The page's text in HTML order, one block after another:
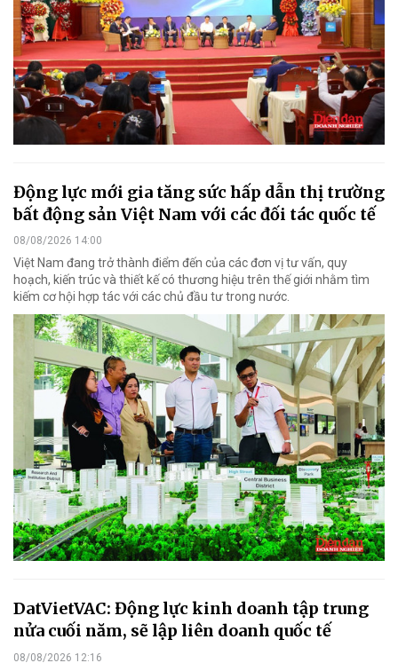
Động lực mới gia tăng sức hấp dẫn thị trường
bất động sản Việt Nam với các đối tác quốc tế
08/08/2026 14:00
Việt Nam đang trở thành điểm đến của các đơn vị tư vấn, quy
hoạch, kiến trúc và thiết kế có thương hiệu trên thế giới nhằm tìm
kiếm cơ hội hợp tác với các chủ đầu tư trong nước.
DatVietVAC: Động lực kinh doanh tập trung
nửa cuối năm, sẽ lập liên doanh quốc tế
08/08/2026 12:16